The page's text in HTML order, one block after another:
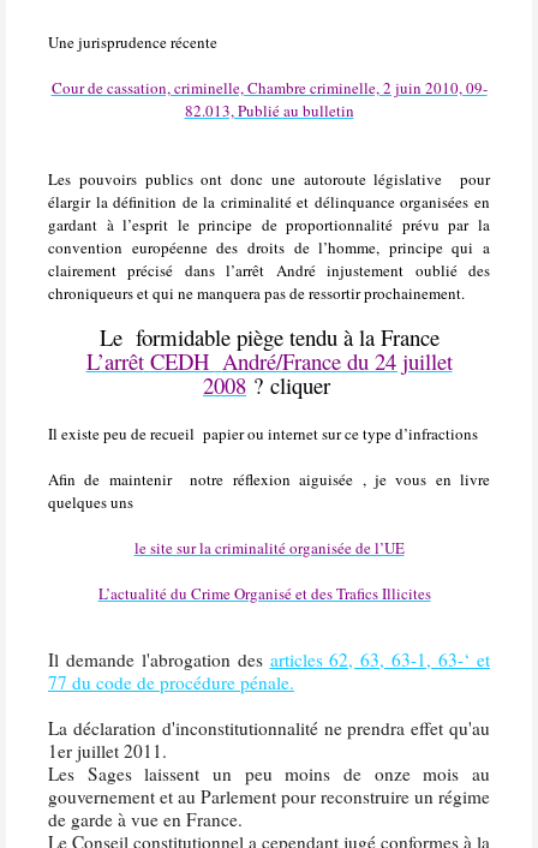
Une jurisprudence récente
Cour de cassation, criminelle, Chambre criminelle, 2 juin 2010, 09-
82.013, Publié au bulletin
Les pouvoirs publics ont donc une autoroute législative
pour
élargir la définition de la criminalité et délinquance organisées en
gardant à l’esprit le principe de proportionnalité prévu par la
convention européenne des droits de l’homme, principe qui a
clairement précisé dans l’arrêt André injustement oublié des
chroniqueurs et qui ne manquera pas de ressortir prochainement.
Le formidable piège tendu à la France
L’arrêt CEDH André/France du 24 juillet
2008 ? cliquer
Il existe peu de recueil papier ou internet sur ce type d’infractions
Afin de maintenir
notre réflexion aiguisée , je vous en livre
quelques uns
le site sur la criminalité organisée de l’UE
L’actualité du Crime Organisé et des Trafics Illicites
Il demande l'abrogation des articles 62, 63, 63-1, 63-‘ et
77 du code de procédure pénale.
La déclaration d'inconstitutionnalité ne prendra effet qu'au
1er juillet 2011.
Les Sages laissent un peu moins de onze mois au
gouvernement et au Parlement pour reconstruire un régime
de garde à vue en France.
Le Conseil constitutionnel a cependant jugé conformes à la